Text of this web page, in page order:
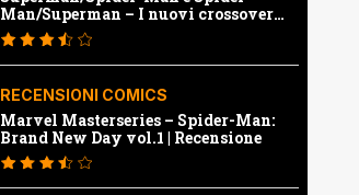
Man/Superman – I nuovi crossover
Marvel e Dc | Recensione
RECENSIONI COMICS
Marvel Masterseries – Spider-Man:
Brand New Day vol.1 | Recensione